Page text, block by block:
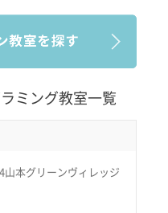
ミング教室一覧
山本グリーンヴィレッジ